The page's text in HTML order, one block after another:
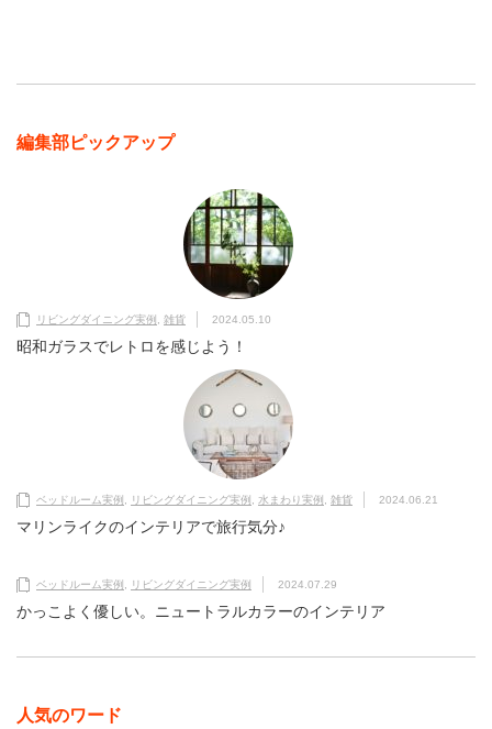
編集部ピックアップ
リビングダイニング実例 雑貨 2024.05.10
昭和ガラスでレトロを感じよう！
ベッドルーム実例 リビングダイニング実例 水まわり実例 雑貨 2024.06.21
マリンライクのインテリアで旅行気分♪
ベッドルーム実例 リビングダイニング実例 2024.07.29
かっこよく優しい。ニュートラルカラーのインテリア
人気のワード